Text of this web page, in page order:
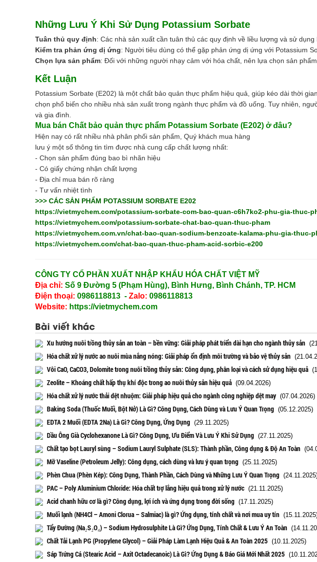
Những Lưu Ý Khi Sử Dụng Potassium Sorbate
Tuân thủ quy định: Các nhà sản xuất cần tuân thủ các quy định về liều lượng và sử
Kiểm tra phản ứng dị ứng: Người tiêu dùng có thể gặp phản ứng dị ứng với Potassium
Chọn lựa sản phẩm: Đối với những người nhạy cảm với hóa chất, nên lựa chọn sản
Kết Luận
Potassium Sorbate (E202) là một chất bảo quản thực phẩm hiệu quả, giúp kéo dài thời
chọn phổ biến cho nhiều nhà sản xuất trong ngành thực phẩm và đồ uống. Tuy nhiên,
và gia đình.
Mua bán Chất bảo quản thực phẩm Potassium Sorbate (E202) ở đâu?
Hiện nay có rất nhiều nhà phân phối sản phẩm, Quý khách mua hàng
lưu ý một số thông tin tìm được nhà cung cấp chất lượng nhất:
- Chọn sản phẩm đúng bao bì nhãn hiệu
- Có giấy chứng nhận chất lượng
- Địa chỉ mua bán rõ ràng
- Tư vấn nhiệt tình
>>> CÁC SẢN PHẨM POTASSIUM SORBATE E202
https://vietmychem.com/potassium-sorbate-com-bao-quan-c6h7ko2-phu-gia-thuc-
https://vietmychem.com/potassium-sorbate-chat-bao-quan-thuc-pham
https://vietmychem.com.vn/chat-bao-quan-sodium-benzoate-kalama-phu-gia-thuc-
https://vietmychem.com/chat-bao-quan-thuc-pham-acid-sorbic-e200
CÔNG TY CỔ PHẦN XUẤT NHẬP KHẨU HÓA CHẤT VIỆT MỸ
Địa chỉ: Số 9 Đường 5 (Phạm Hùng), Bình Hưng, Bình Chánh, TP. HCM
Điện thoại: 0986118813 - Zalo: 0986118813
Website: https://vietmychem.com
Bài viết khác
Xu hướng nuôi trồng thủy sản an toàn – bền vững: Giải pháp phát triển dài hạn cho ngành thủy sản
Hóa chất xử lý nước ao nuôi mùa nắng nóng: Giải pháp ổn định môi trường và bảo vệ thủy sản
Vôi CaO, CaCO3, Dolomite trong nuôi trồng thủy sản: Công dụng, phân loại và cách sử dụng hiệu quả
Zeolite – Khoáng chất hấp thụ khí độc trong ao nuôi thủy sản hiệu quả (09.04.2026)
Hóa chất xử lý nước thải dệt nhuộm: Giải pháp hiệu quả cho ngành công nghiệp dệt may (07.04.2026)
Baking Soda (Thuốc Muối, Bột Nở) Là Gì? Công Dụng, Cách Dùng và Lưu Ý Quan Trọng (05.12.2025)
EDTA 2 Muối (EDTA 2Na) Là Gì? Công Dụng, Ứng Dụng (29.11.2025)
Dầu Ông Già Cyclohexanone Là Gì? Công Dụng, Ưu Điểm Và Lưu Ý Khi Sử Dụng (27.11.2025)
Chất tạo bọt Lauryl sùng – Sodium Lauryl Sulphate (SLS): Thành phần, Công dụng & Độ An Toàn
Mỡ Vaseline (Petroleum Jelly): Công dụng, cách dùng và lưu ý quan trọng (25.11.2025)
Phèn Chua (Phèn Kép): Công Dụng, Thành Phần, Cách Dùng và Những Lưu Ý Quan Trọng
PAC – Poly Aluminium Chloride: Hóa chất trợ lắng hiệu quả trong xử lý nước (21.11.2025)
Acid chanh hữu cơ là gì? Công dụng, lợi ích và ứng dụng trong đời sống (17.11.2025)
Muối lạnh (NH4Cl – Amoni Clorua – Salmiac) là gì? Ứng dụng, tính chất và nơi mua uy tín
Tẩy Đường (Na₂S₂O₄) – Sodium Hydrosulphite Là Gì? Ứng Dụng, Tính Chất & Lưu Ý An Toàn
Chất Tải Lạnh PG (Propylene Glycol) – Giải Pháp Làm Lạnh Hiệu Quả & An Toàn 2025 (10.11.2025)
Sáp Trứng Cá (Stearic Acid – Axit Octadecanoic) Là Gì? Ứng Dụng & Báo Giá Mới Nhất 2025